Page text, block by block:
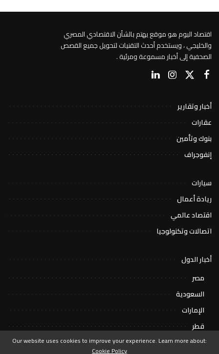
اقتصاد اليوم هو موقع يهتم بالشأن الاقتصادي المصري
والخليجي ، ويستخدم أحدث التقنيات لتحويل جميع القصص
الصحفية إلى أخبار مسموعة ومرئية .
أخبار وتقارير
عقارات
بنوك وتأمين
إنفوجراف
سيارات
ريادة أعمال
اقتصاد عالمي
اتصالات وتكنولوجيا
أخبار الدول
مصر
السعودية
الإمارات
قطر
Our website uses cookies to improve your experience. Learn more about:
Cookie Policy